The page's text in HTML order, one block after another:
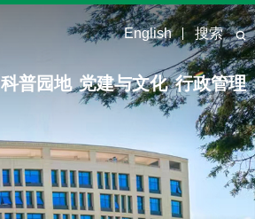
English 搜索
科普园地 党建与文化 行政管理